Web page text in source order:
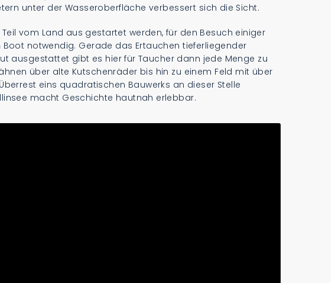
unter der Wasseroberfläche verbessert sich die Sicht.
vom Land aus gestartet werden, für den Besuch einiger
notwendig. Gerade das Ertauchen tieferliegender
ausgestattet gibt es hier für Taucher dann jede Menge zu
über alte Kutschenräder bis hin zu einem Feld mit über
eins quadratischen Bauwerks an dieser Stelle
macht Geschichte hautnah erlebbar.